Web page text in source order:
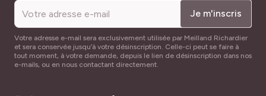
Je m'inscris
Votre adresse e-mail sera exclusivement utilisée par Meilland Richardier
et sera conservée jusqu’à votre désinscription. Celle-ci peut se faire à
tout moment, à votre demande, depuis le lien de désinscription dans nos
e-mails, ou en nous contactant directement.